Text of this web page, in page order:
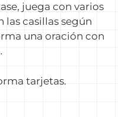
juega con varios
las casillas según
una oración con
tarjetas.